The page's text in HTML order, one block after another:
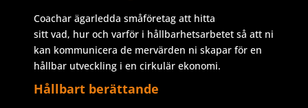
Coachar ägarledda småföretag att hitta
sitt vad, hur och varför i hållbarhetsarbetet så att ni
kan kommunicera de mervärden ni skapar för en
hållbar utveckling i en cirkulär ekonomi.
Hållbart berättande